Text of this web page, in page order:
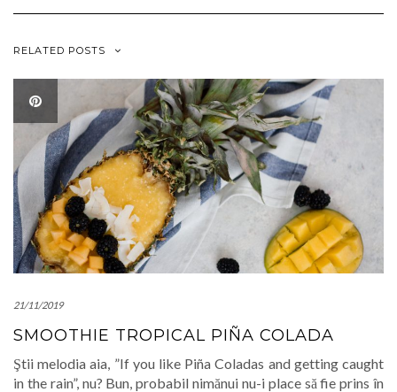
RELATED POSTS
21/11/2019
SMOOTHIE TROPICAL PIÑA COLADA
Ştii melodia aia, ”If you like Piña Coladas and getting caught
in the rain”, nu? Bun, probabil nimănui nu-i place să fie prins în